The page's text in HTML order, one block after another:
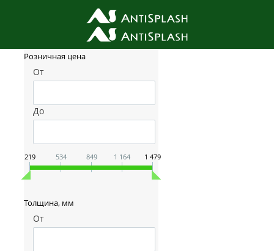
Фильтр товаров
Розничная цена
От
До
219 534 849 1 164 1 479
Толщина, мм
От